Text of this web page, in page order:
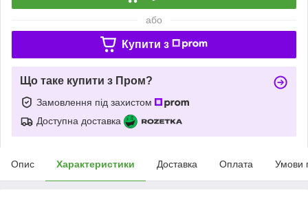
або
Купити з
Що таке купити з Пром?
Замовлення під захистом
Доступна доставка
Опис Характеристики Доставка Оплата Умови